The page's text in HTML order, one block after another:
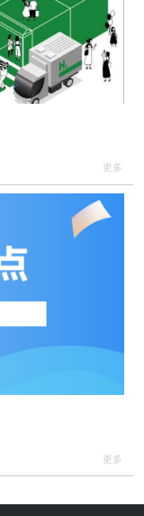
更多
更多